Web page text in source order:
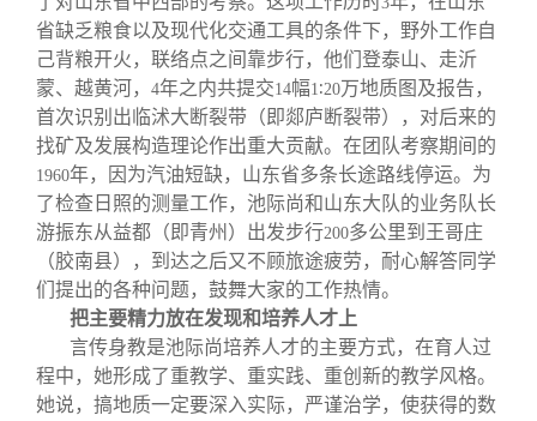
省缺乏粮食以及现代化交通工具的条件下，野外工作自
己背粮开火，联络点之间靠步行，他们登泰山、走沂
蒙、越黄河， 4年之内共提交14幅1∶20万地质图及报告，
首次识别出临沭大断裂带（即郯庐断裂带），对后来的
找矿及发展构造理论作出重大贡献。在团队考察期间的
1960年，因为汽油短缺，山东省多条长途路线停运。为
了检查日照的测量工作，池际尚和山东大队的业务队长
游振东从益都（即青州）出发步行200多公里到王哥庄
（胶南县），到达之后又不顾旅途疲劳，耐心解答同学
们提出的各种问题，鼓舞大家的工作热情。
把主要精力放在发现和培养人才上
言传身教是池际尚培养人才的主要方式，在育人过
程中，她形成了重教学、重实践、重创新的教学风格。
她说，搞地质一定要深入实际，严谨治学，使获得的数